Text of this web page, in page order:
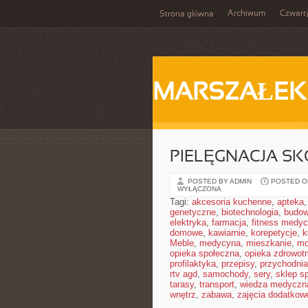
Strona główna Archiwum
MARSZAŁEK
PIELĘGNACJA
POSTED BY ADMIN POSTED
WYŁĄCZONA
Tagi: akcesoria kuchenne, apteka,
genetyczne, biotechnologia,
elektryka, farmacja, fitness
domowe, kawiarnie, korepetycje,
Meble, medycyna, mieszkanie,
opieka społeczna, opieka
profilaktyka, przepisy, przychodnia
rtv agd, samochody, sery, sklep
tarasy, transport, wiedza
wnętrz, zabawa, zajęcia